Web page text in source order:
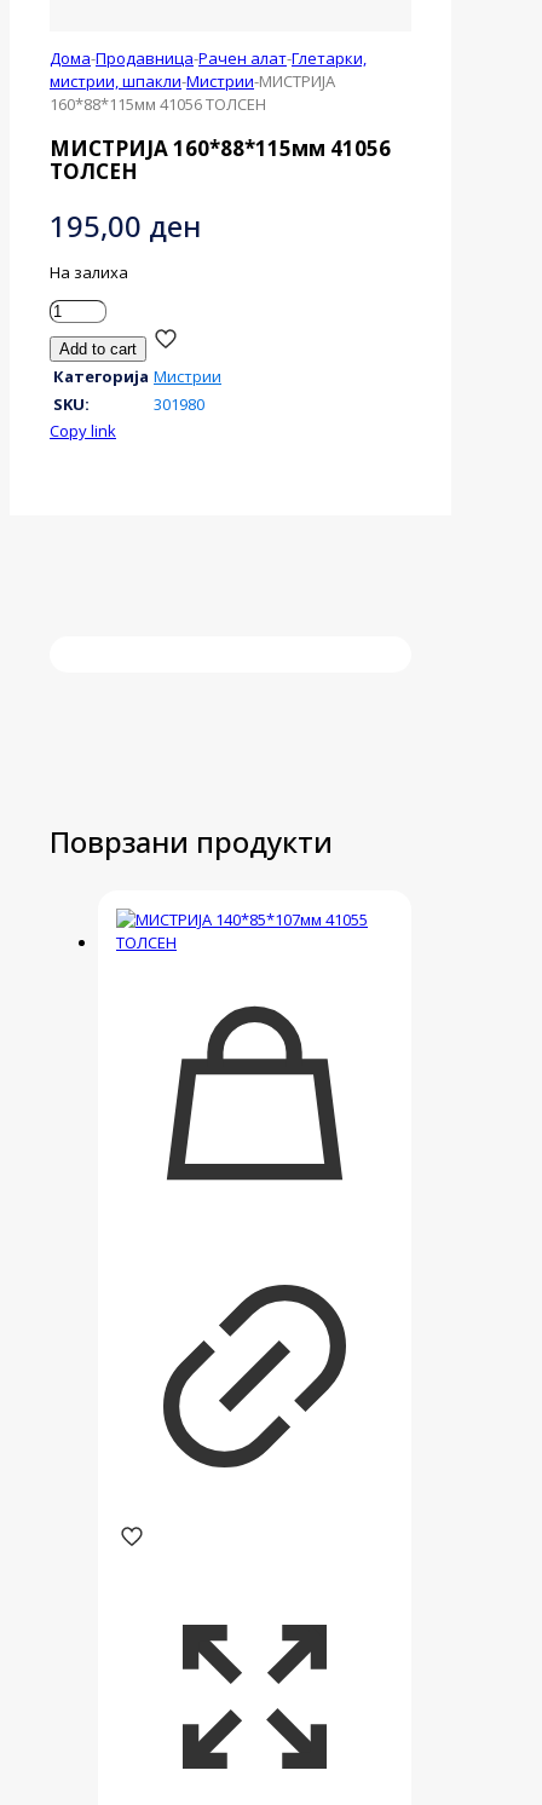
Дома-Продавница-Рачен алат-Глетарки,
мистрии, шпакли-Мистрии-МИСТРИЈА
160*88*115мм 41056 ТОЛСЕН
МИСТРИЈА 160*88*115мм 41056
ТОЛСЕН
195,00 ден
На залиха
МИСТРИЈА
160*88*115мм
41056
ТОЛСЕН
количина
Add to cart
Категорија Мистрии
SKU:
301980
Copy link
Поврзани продукти